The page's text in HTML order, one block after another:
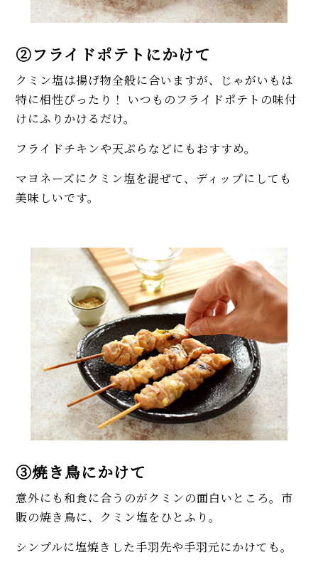
②フライドポテトにかけて
クミン塩は揚げ物全般に合いますが、じゃがいもは
特に相性ぴったり！ いつものフライドポテトの味付
けにふりかけるだけ。
フライドチキンや天ぷらなどにもおすすめ。
マヨネーズにクミン塩を混ぜて、ディップにしても
美味しいです。
③焼き鳥にかけて
意外にも和食に合うのがクミンの面白いところ。市
販の焼き鳥に、クミン塩をひとふり。
シンプルに塩焼きした手羽先や手羽元にかけても。